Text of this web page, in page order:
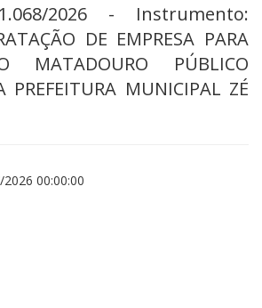
2026 - Instrumento:
DE EMPRESA PARA
MATADOURO PÚBLICO
PREFEITURA MUNICIPAL ZÉ
00:00:00